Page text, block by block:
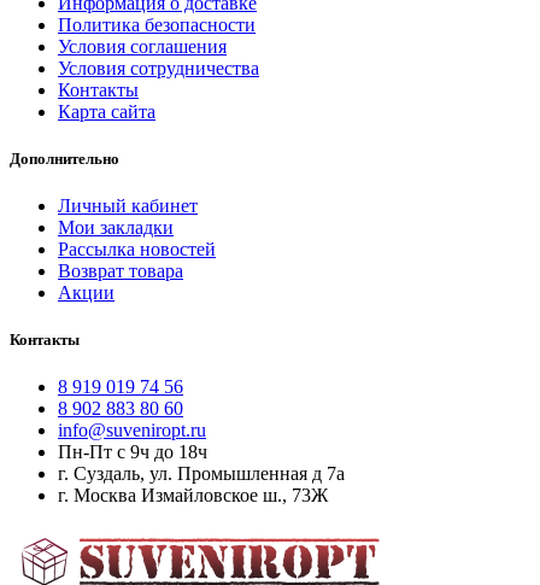
Политика безопасности
Условия соглашения
Условия сотрудничества
Контакты
Карта сайта
Дополнительно
Личный кабинет
Мои закладки
Рассылка новостей
Возврат товара
Акции
Контакты
8 919 019 74 56
8 902 883 80 60
info@suveniropt.ru
Пн-Пт с 9ч до 18ч
г. Суздаль, ул. Промышленная д 7а
г. Москва Измайловское ш., 73Ж